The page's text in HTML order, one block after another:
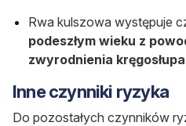
Rwa kulszowa występuje
podeszłym wieku z
zwyrodnienia
Inne czynniki ryzyka
Do pozostałych czynników